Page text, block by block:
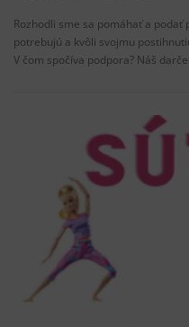
Rozhodli sme sa pomáhať a
potrebujú a kvôli svojmu
V čom spočíva podpora? Náš